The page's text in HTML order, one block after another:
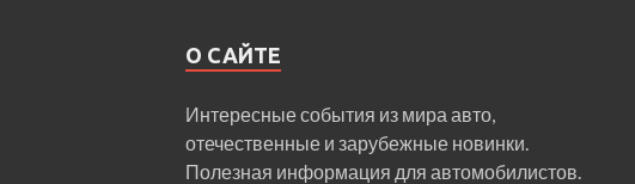
О САЙТЕ
Интересные события из мира авто,
отечественные и зарубежные новинки.
Полезная информация для автомобилистов.